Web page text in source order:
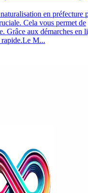
en préfecture
Cela vous permet de
Grâce aux démarches en
rapide.Le M...